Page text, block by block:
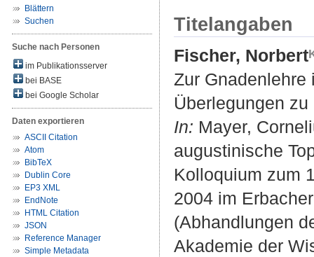
Blättern
Suchen
Suche nach Personen
im Publikationsserver
bei BASE
bei Google Scholar
Daten exportieren
ASCII Citation
Atom
BibTeX
Dublin Core
EP3 XML
EndNote
HTML Citation
JSON
Reference Manager
Simple Metadata
Titelangaben
Fischer, Norbert
Zur
Überlegungen
In: Mayer,
augustinische
Kolloquium zum
2004 im
(Abhandlungen
Akademie der